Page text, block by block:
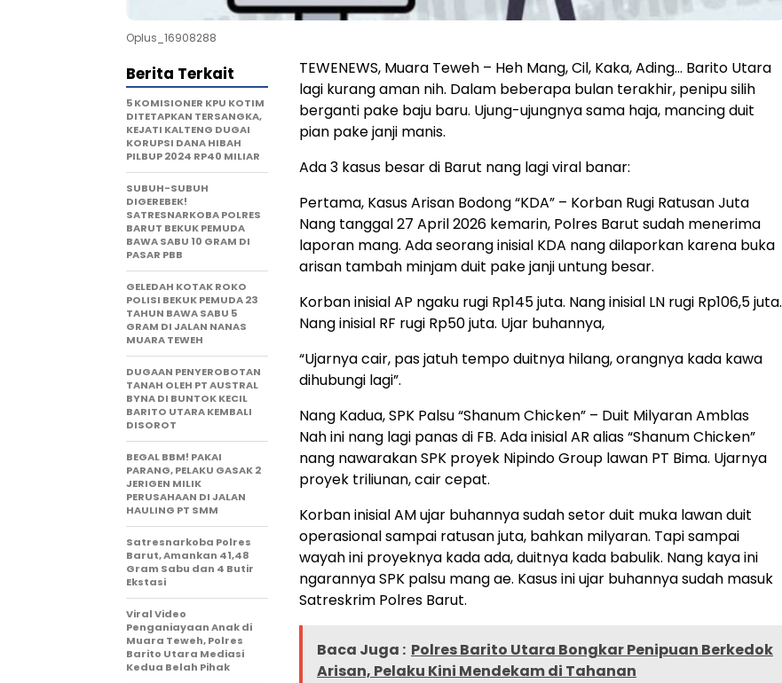
Oplus_16908288
TEWENEWS, Muara Teweh – Heh Mang, Cil, Kaka, Ading… Barito Utara
lagi kurang aman nih. Dalam beberapa bulan terakhir, penipu silih
berganti pake baju baru. Ujung-ujungnya sama haja, mancing duit
pian pake janji manis.
Ada 3 kasus besar di Barut nang lagi viral banar:
Pertama, Kasus Arisan Bodong “KDA” – Korban Rugi Ratusan Juta
Nang tanggal 27 April 2026 kemarin, Polres Barut sudah menerima
laporan mang. Ada seorang inisial KDA nang dilaporkan karena buka
arisan tambah minjam duit pake janji untung besar.
Korban inisial AP ngaku rugi Rp145 juta. Nang inisial LN rugi Rp106,5 juta.
Nang inisial RF rugi Rp50 juta. Ujar buhannya,
“Ujarnya cair, pas jatuh tempo duitnya hilang, orangnya kada kawa
dihubungi lagi”.
Nang Kadua, SPK Palsu “Shanum Chicken” – Duit Milyaran Amblas
Nah ini nang lagi panas di FB. Ada inisial AR alias “Shanum Chicken”
nang nawarakan SPK proyek Nipindo Group lawan PT Bima. Ujarnya
proyek triliunan, cair cepat.
Korban inisial AM ujar buhannya sudah setor duit muka lawan duit
operasional sampai ratusan juta, bahkan milyaran. Tapi sampai
wayah ini proyeknya kada ada, duitnya kada babulik. Nang kaya ini
ngarannya SPK palsu mang ae. Kasus ini ujar buhannya sudah masuk
Satreskrim Polres Barut.
Baca Juga : Polres Barito Utara Bongkar Penipuan Berkedok
Arisan, Pelaku Kini Mendekam di Tahanan
Berita Terkait
5 KOMISIONER KPU KOTIM
DITETAPKAN TERSANGKA,
KEJATI KALTENG DUGAI
KORUPSI DANA HIBAH
PILBUP 2024 RP40 MILIAR
SUBUH-SUBUH
DIGEREBEK!
SATRESNARKOBA POLRES
BARUT BEKUK PEMUDA
BAWA SABU 10 GRAM DI
PASAR PBB
GELEDAH KOTAK ROKO
POLISI BEKUK PEMUDA 23
TAHUN BAWA SABU 5
GRAM DI JALAN NANAS
MUARA TEWEH
DUGAAN PENYEROBOTAN
TANAH OLEH PT AUSTRAL
BYNA DI BUNTOK KECIL
BARITO UTARA KEMBALI
DISOROT
BEGAL BBM! PAKAI
PARANG, PELAKU GASAK 2
JERIGEN MILIK
PERUSAHAAN DI JALAN
HAULING PT SMM
Satresnarkoba Polres
Barut, Amankan 41,48
Gram Sabu dan 4 Butir
Ekstasi
Viral Video
Penganiayaan Anak di
Muara Teweh, Polres
Barito Utara Mediasi
Kedua Belah Pihak